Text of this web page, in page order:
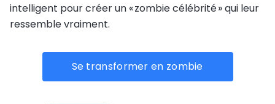
intelligent pour créer un « zombie célébrité » qui leur
ressemble vraiment.
Se transformer en zombie